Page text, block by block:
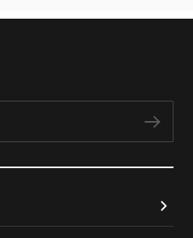
ติดต